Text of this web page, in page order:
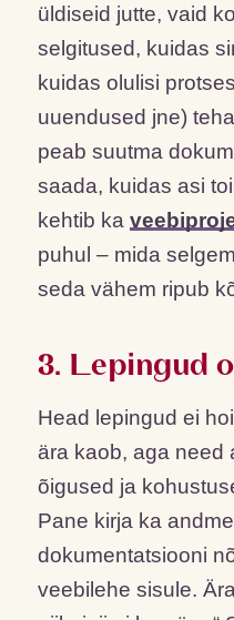
üldiseid jutte, vaid
selgitused, kuidas
kuidas olulisi
uuendused jne)
peab suutma
saada, kuidas asi
kehtib ka
puhul – mida
seda vähem ripub
3. Lepingud
Head lepingud ei
ära kaob, aga need
õigused ja
Pane kirja ka
dokumentatsiooni
veebilehe sisule.